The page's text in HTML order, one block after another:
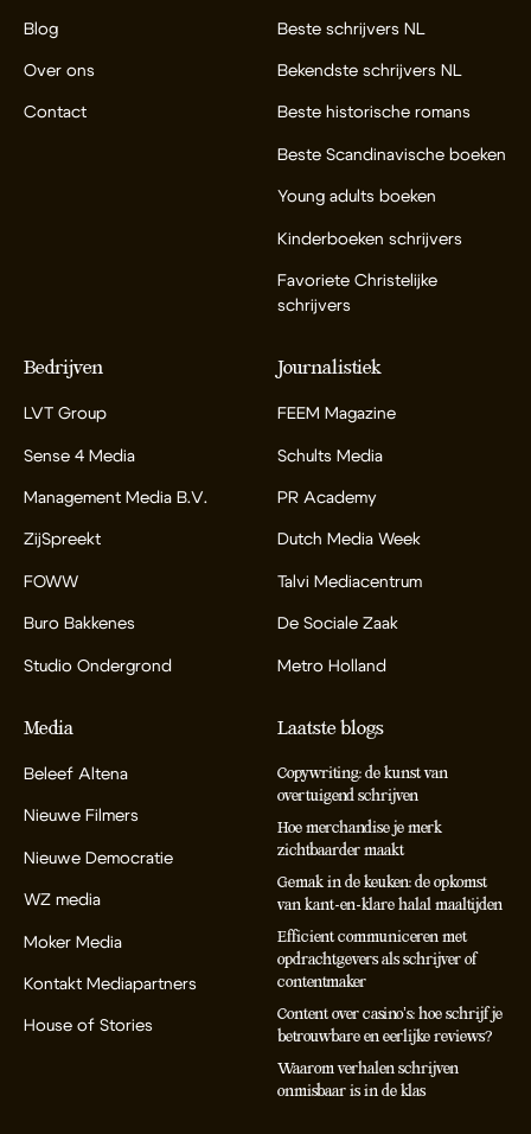
Blog
Over ons
Contact
Beste schrijvers NL
Bekendste schrijvers NL
Beste historische romans
Beste Scandinavische boeken
Young adults boeken
Kinderboeken schrijvers
Favoriete Christelijke
schrijvers
Bedrijven
LVT Group
Sense 4 Media
Management Media B.V.
ZijSpreekt
FOWW
Buro Bakkenes
Studio Ondergrond
Journalistiek
FEEM Magazine
Schults Media
PR Academy
Dutch Media Week
Talvi Mediacentrum
De Sociale Zaak
Metro Holland
Media
Beleef Altena
Nieuwe Filmers
Nieuwe Democratie
WZ media
Moker Media
Kontakt Mediapartners
House of Stories
Laatste blogs
Copywriting: de kunst van
overtuigend schrijven
Hoe merchandise je merk
zichtbaarder maakt
Gemak in de keuken: de opkomst
van kant-en-klare halal maaltijden
Efficient communiceren met
opdrachtgevers als schrijver of
contentmaker
Content over casino’s: hoe schrijf je
betrouwbare en eerlijke reviews?
Waarom verhalen schrijven
onmisbaar is in de klas